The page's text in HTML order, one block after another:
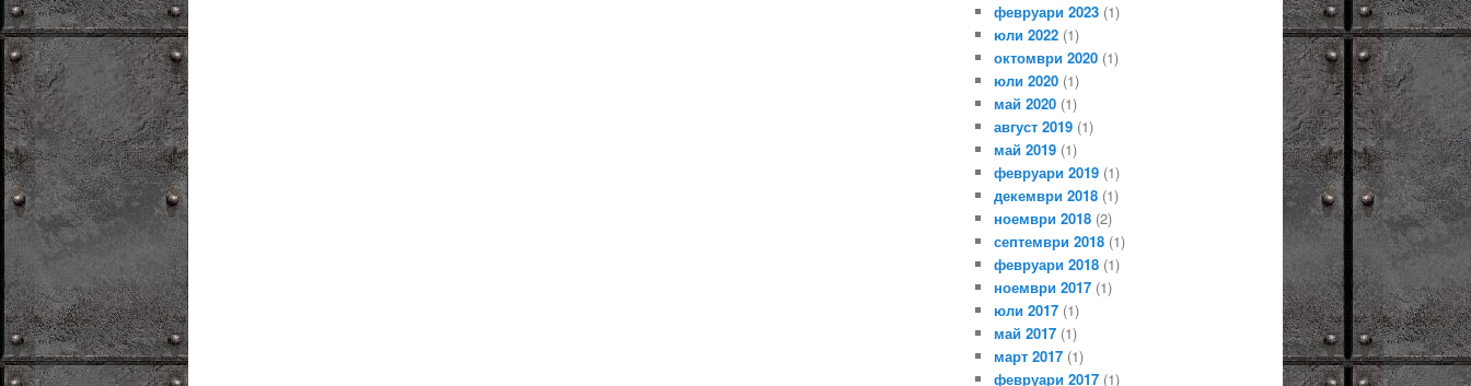
февруари 2023 (1)
юли 2022 (1)
октомври 2020 (1)
юли 2020 (1)
май 2020 (1)
август 2019 (1)
май 2019 (1)
февруари 2019 (1)
декември 2018 (1)
ноември 2018 (2)
септември 2018 (1)
февруари 2018 (1)
ноември 2017 (1)
юли 2017 (1)
май 2017 (1)
март 2017 (1)
февруари 2017 (1)